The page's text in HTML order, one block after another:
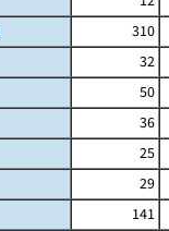
310
32
50
36
25
29
141